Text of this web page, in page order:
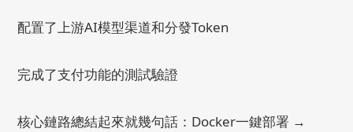
配置了上游AI模型渠道和分發Token
完成了支付功能的測試驗證
核心鏈路總結起來就幾句話：Docker一鍵部署 →